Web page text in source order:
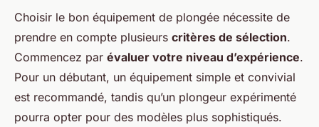
Choisir le bon équipement de plongée nécessite de
prendre en compte plusieurs critères de sélection.
Commencez par évaluer votre niveau d’expérience.
Pour un débutant, un équipement simple et convivial
est recommandé, tandis qu’un plongeur expérimenté
pourra opter pour des modèles plus sophistiqués.